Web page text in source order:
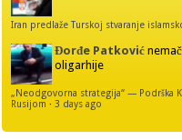
Iran predlaže Turskoj stvaranje
Đorđe Patković
oligarhije
„Neodgovorna strategija“ — Podrška
Rusijom ·3 days ago